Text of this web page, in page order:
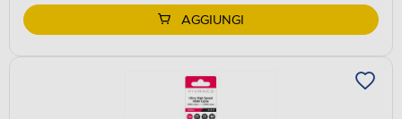
AGGIUNGI